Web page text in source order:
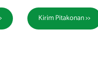
Kirim Pitakonan >>